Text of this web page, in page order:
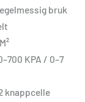
bruk
KPA / 0–7
knappcelle